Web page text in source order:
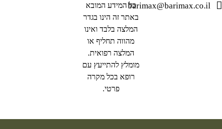
barimax@barimax.co.ilכל המידע המובא
באתר זה הינו בגדר
המלצה בלבד ואינו
מהווה תחליף או
המלצה רפואית.
מומלץ להתייעץ עם
רופא בכל מקרה
פרטי.